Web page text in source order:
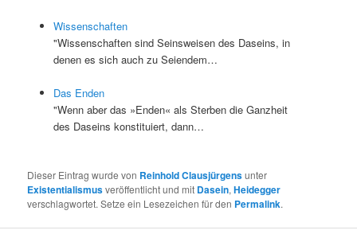
Wissenschaften
"Wissenschaften sind Seinsweisen des Daseins, in
denen es sich auch zu Seiendem…
Das Enden
"Wenn aber das »Enden« als Sterben die Ganzheit
des Daseins konstituiert, dann…
Dieser Eintrag wurde von Reinhold Clausjürgensunter
Existentialismusveröffentlicht und mit Dasein,Heidegger
verschlagwortet. Setze ein Lesezeichen für den Permalink.